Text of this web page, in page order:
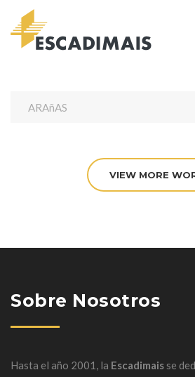
VIEW MORE
Sobre Nosotros
Hasta el año 2001, la Escadimais se